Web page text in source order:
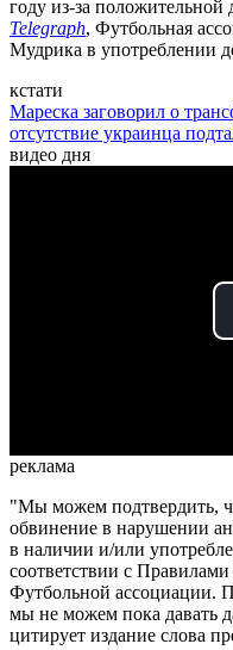
году из-за
Telegraph, Футбольная
Мудрика в употреблении
кстати
Мареска заговорил о
отсутствие украинца
видео дня
реклама
"Мы можем подтвердить,
обвинение в нарушении
в наличии и/или
соответствии с
Футбольной ассоциации.
мы не можем пока давать
цитирует издание слова